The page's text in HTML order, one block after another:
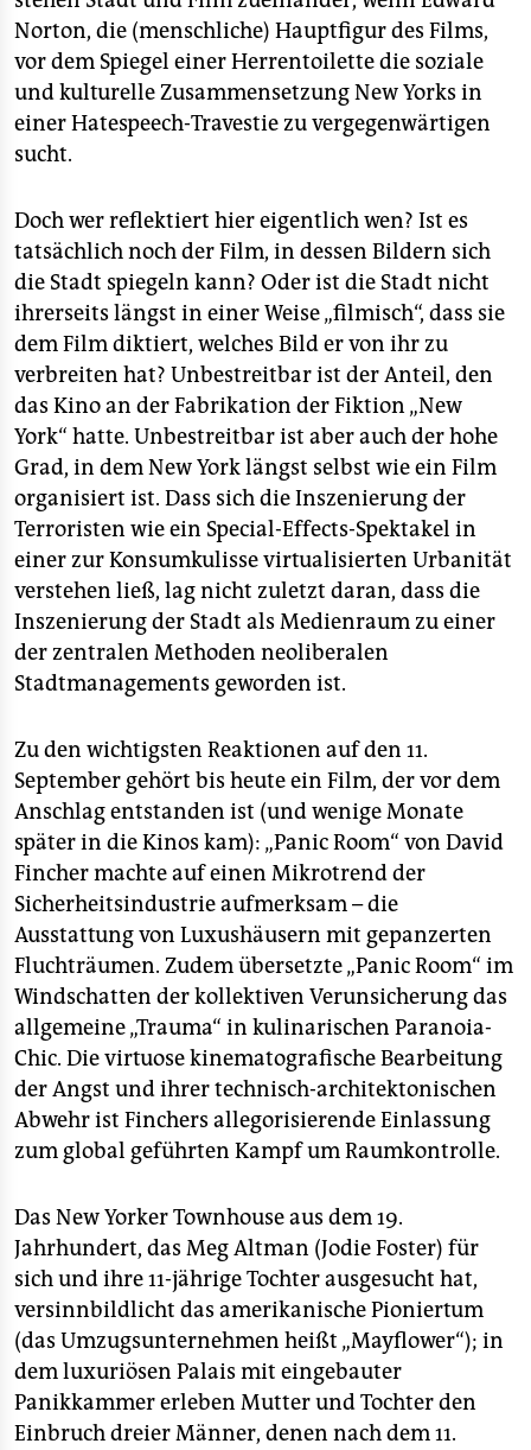
Norton, die (menschliche) Hauptfigur des Films,
vor dem Spiegel einer Herrentoilette die soziale
und kulturelle Zusammensetzung New Yorks in
einer Hatespeech-Travestie zu vergegenwärtigen
sucht.
Doch wer reflektiert hier eigentlich wen? Ist es
tatsächlich noch der Film, in dessen Bildern sich
die Stadt spiegeln kann? Oder ist die Stadt nicht
ihrerseits längst in einer Weise „filmisch“, dass sie
dem Film diktiert, welches Bild er von ihr zu
verbreiten hat? Unbestreitbar ist der Anteil, den
das Kino an der Fabrikation der Fiktion „New
York“ hatte. Unbestreitbar ist aber auch der hohe
Grad, in dem New York längst selbst wie ein Film
organisiert ist. Dass sich die Inszenierung der
Terroristen wie ein Special-Effects-Spektakel in
einer zur Konsumkulisse virtualisierten Urbanität
verstehen ließ, lag nicht zuletzt daran, dass die
Inszenierung der Stadt als Medienraum zu einer
der zentralen Methoden neoliberalen
Stadtmanagements geworden ist.
Zu den wichtigsten Reaktionen auf den 11.
September gehört bis heute ein Film, der vor dem
Anschlag entstanden ist (und wenige Monate
später in die Kinos kam): „Panic Room“ von David
Fincher machte auf einen Mikrotrend der
Sicherheitsindustrie aufmerksam – die
Ausstattung von Luxushäusern mit gepanzerten
Fluchträumen. Zudem übersetzte „Panic Room“ im
Windschatten der kollektiven Verunsicherung das
allgemeine „Trauma“ in kulinarischen Paranoia-
Chic. Die virtuose kinematografische Bearbeitung
der Angst und ihrer technisch-architektonischen
Abwehr ist Finchers allegorisierende Einlassung
zum global geführten Kampf um Raumkontrolle.
Das New Yorker Townhouse aus dem 19.
Jahrhundert, das Meg Altman (Jodie Foster) für
sich und ihre 11-jährige Tochter ausgesucht hat,
versinnbildlicht das amerikanische Pioniertum
(das Umzugsunternehmen heißt „Mayflower“); in
dem luxuriösen Palais mit eingebauter
Panikkammer erleben Mutter und Tochter den
Einbruch dreier Männer, denen nach dem 11.